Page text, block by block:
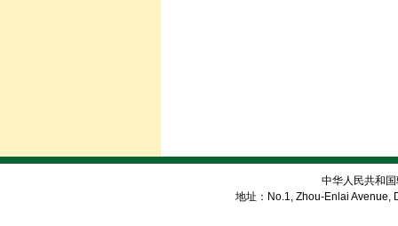
中华人民共和
地址：No.1, Zhou-Enlai Avenue,